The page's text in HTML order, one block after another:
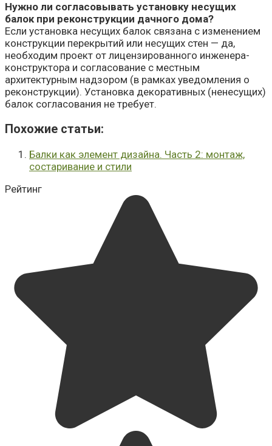
Нужно ли согласовывать установку несущих
балок при реконструкции дачного дома?
Если установка несущих балок связана с изменением
конструкции перекрытий или несущих стен — да,
необходим проект от лицензированного инженера-
конструктора и согласование с местным
архитектурным надзором (в рамках уведомления о
реконструкции). Установка декоративных (ненесущих)
балок согласования не требует.
Похожие cтатьи:
Балки как элемент дизайна. Часть 2: монтаж,
состаривание и стили
Рейтинг